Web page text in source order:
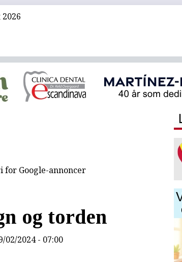
for Google-annoncer
og torden
02/2024 - 07:00